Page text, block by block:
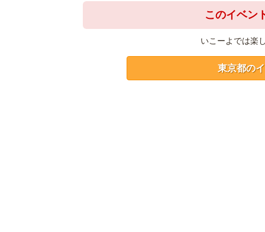
このイベン
いこーよでは楽
東京都の